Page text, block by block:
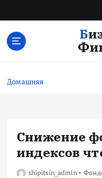
с
Бизнес и
Домашняя
Снижение
индексов
shipitsin_admin